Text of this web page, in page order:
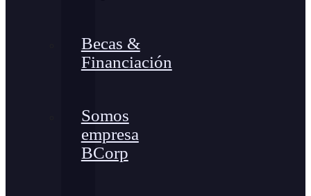
Becas &
Financiación
Somos
empresa
BCorp